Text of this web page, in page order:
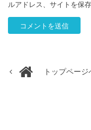
ルアドレス、サイトを保存
トップページ